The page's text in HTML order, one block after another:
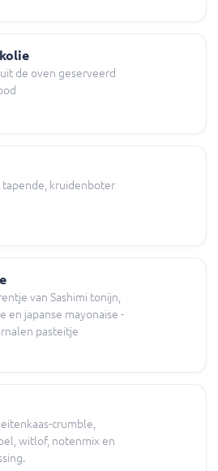
de oven geserveerd
kruidenboter
van Sashimi tonijn,
en japanse mayonaise -
pasteitje
crumble,
witlof, notenmix en